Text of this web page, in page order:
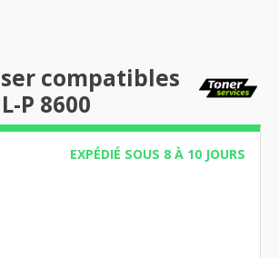
compatibles
P 8600
EXPÉDIÉ SOUS 8 À 10 JOURS